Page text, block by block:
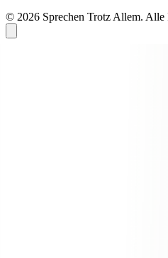
© 2026 Sprechen Trotz Allem. Alle